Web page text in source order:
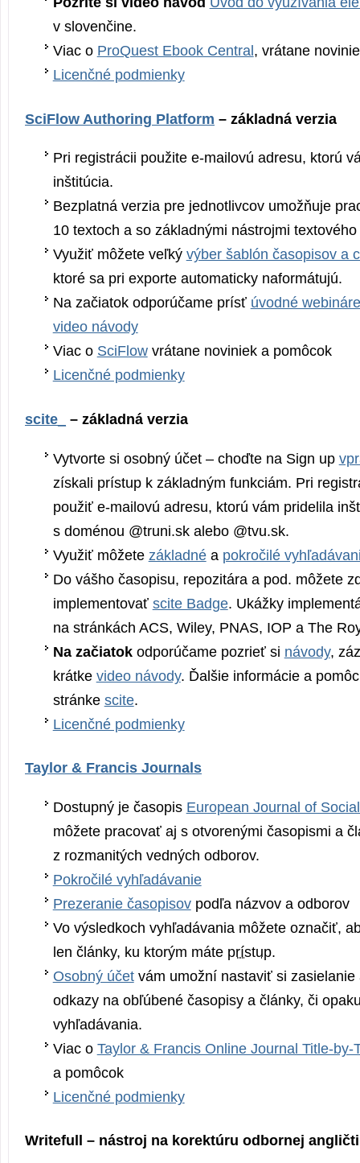
v slovenčine.
Viac o ProQuest Ebook Central , vrátane
Licenčné podmienky
SciFlow Authoring Platform – základná verzia
Pri registrácii použite e-mailovú adresu, ktorú
inštitúcia.
Bezplatná verzia pre jednotlivcov umožňuje
10 textoch a so základnými nástrojmi
Využiť môžete veľký výber šablón časopisov a
ktoré sa pri exporte automaticky naformátujú.
Na začiatok odporúčame prísť úvodné webináre
video návody
Viac o SciFlowvrátane noviniek a pomôcok
Licenčné podmienky
scite_ – základná verzia
Vytvorte si osobný účet – choďte na Sign up
získali prístup k základným funkciám. Pri
použiť e-mailovú adresu, ktorú vám pridelila
s doménou @truni.sk alebo @tvu.sk.
Využiť môžete základnéa pokročilé
Do vášho časopisu, repozitára a pod. môžete
implementovať scite Badge. Ukážky
na stránkách ACS, Wiley, PNAS, IOP a The
Na začiatokodporúčame pozrieť si návody,
krátke video návody. Ďalšie informácie a
stránke scite.
Licenčné podmienky
Taylor & Francis Journals
Dostupný je časopis European Journal of
môžete pracovať aj s otvorenými časopismi a
z rozmanitých vedných odborov.
Pokročilé vyhľadávanie
Prezeranie časopisovpodľa názvov a odborov
Vo výsledkoch vyhľadávania môžete označiť,
len články, ku ktorým máte prístup.
Osobný účetvám umožní nastaviť si zasielanie
odkazy na obľúbené časopisy a články, či
vyhľadávania.
Viac o Taylor & Francis Online Journal Title-by-
a pomôcok
Licenčné podmienky
Writefull – nástroj na korektúru odbornej